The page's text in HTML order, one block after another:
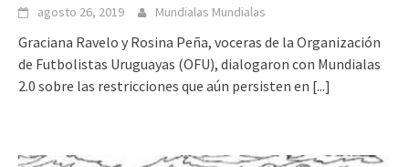
agosto 26, 2019 Mundialas Mundialas
Graciana Ravelo y Rosina Peña, voceras de la Organización
de Futbolistas Uruguayas (OFU), dialogaron con Mundialas
2.0 sobre las restricciones que aún persisten en [...]